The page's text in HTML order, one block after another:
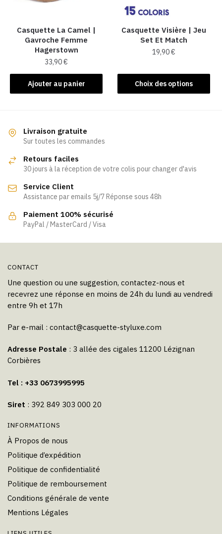
la
page
du
produit
Casquette La Camel​ |
Gavroche Femme
Hagerstown
33,90€
Ajouter au panier
Casquette Visière | Jeu
Set Et Match
19,90€
Choix des options
produit
a
être
Livraison gratuite
Sur toutes les commandes
Retours faciles
30 jours à la réception de votre colis pour changer d'avis
Service Client
Assistance par emails 5j/7 Réponse sous 48h
Paiement 100% sécurisé
PayPal / MasterCard / Visa
CONTACT
Une question ou une suggestion, contactez-nous et
recevrez une réponse en moins de 24h du lundi au vendredi
entre 9h et 17h
Par e-mail : contact@casquette-styluxe.com
Adresse Postale : 3 allée des cigales 11200 Lézignan
Corbières
Tel : +33 0673995995
Siret : 392 849 303 000 20
INFORMATIONS
À Propos de nous
Politique d’expédition
Politique de confidentialité
Politique de remboursement
Conditions générale de vente
Mentions Légales